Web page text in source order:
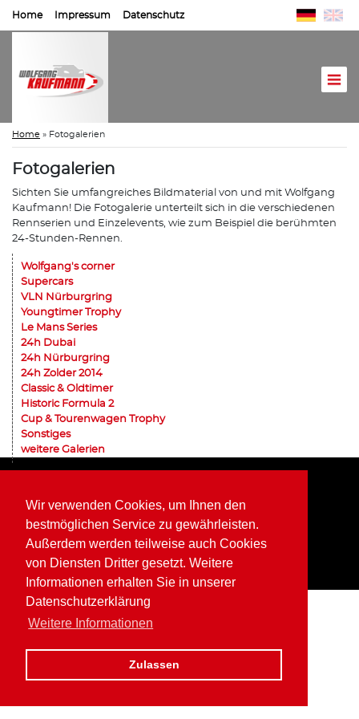
Wir verwenden Cookies, um Ihnen den
bestmöglichen Service zu gewährleisten.
Außerdem werden teilweise auch Cookies
von Diensten Dritter gesetzt. Weitere
Informationen erhalten Sie in unserer
Datenschutzerklärung
Weitere Informationen
Zulassen
Home Impressum Datenschutz
Home » Fotogalerien
Fotogalerien
Sichten Sie umfangreiches Bildmaterial von und mit Wolfgang
Kaufmann! Die Fotogalerie unterteilt sich in die verschiedenen
Rennserien und Einzelevents, wie zum Beispiel die berühmten
24-Stunden-Rennen.
Wolfgang's corner
Supercars
VLN Nürburgring
Youngtimer Trophy
Le Mans Series
24h Dubai
24h Nürburgring
24h Zolder 2014
Classic & Oldtimer
Historic Formula 2
Cup & Tourenwagen Trophy
Sonstiges
weitere Galerien